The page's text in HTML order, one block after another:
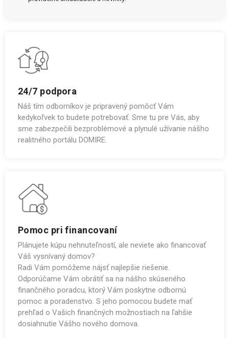
24/7 podpora
Náš tím odborníkov je pripravený pomôcť Vám
kedykoľvek to budete potrebovať. Sme tu pre Vás, aby
sme zabezpečili bezproblémové a plynulé užívanie nášho
realitného portálu DOMIRE.
Pomoc pri financovaní
Plánujete kúpu nehnuteľností, ale neviete ako financovať
Váš vysnívaný domov?
Radi Vám pomôžeme nájsť najlepšie riešenie.
Odporúčame Vám obrátiť sa na nášho skúseného
finančného poradcu, ktorý Vám poskytne odbornú
pomoc a poradenstvo. S jeho pomocou budete mať
prehľad o Vašich finančných možnostiach na ľahšie
dosiahnutie Vášho nového domova.